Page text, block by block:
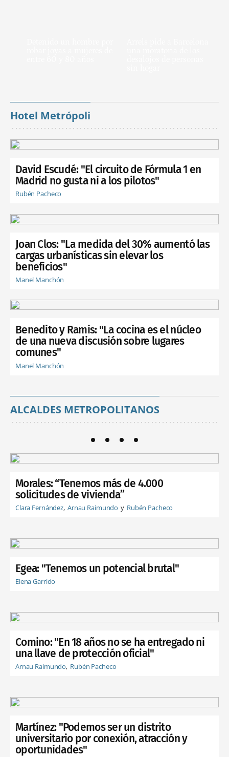
Hotel Metrópoli
David Escudé: "El circuito de Fórmula 1 en
Madrid no gusta ni a los pilotos"
Rubén Pacheco
Joan Clos: "La medida del 30% aumentó las
cargas urbanísticas sin elevar los
beneficios"
Manel Manchón
Benedito y Ramis: "La cocina es el núcleo
de una nueva discusión sobre lugares
comunes"
Manel Manchón
ALCALDES METROPOLITANOS
Morales: “Tenemos más de 4.000
solicitudes de vivienda”
Clara Fernández Arnau Raimundo Rubén Pacheco
Egea: "Tenemos un potencial brutal"
Elena Garrido
Comino: "En 18 años no se ha entregado ni
una llave de protección oficial"
Arnau Raimundo Rubén Pacheco
Martínez: "Podemos ser un distrito
universitario por conexión, atracción y
oportunidades"